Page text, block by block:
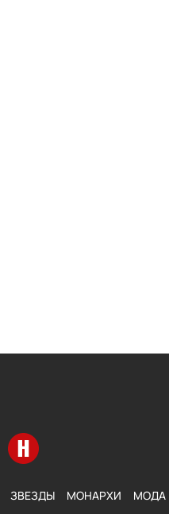
Перейти на главную
ЗВЕЗДЫ МОНАРХИ МОДА